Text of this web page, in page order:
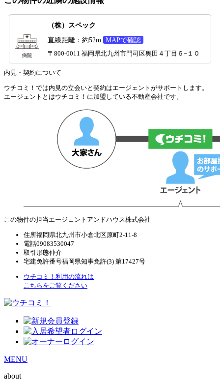
病院
（株）スペック
直線距離：約52m MAPで確認
〒800-0011 福岡県北九州市門司区奥田４丁目６−１０
内見・契約について
ウチコミ！では内見の立会いと契約はエージェントがサポートします。
エージェントとはウチコミ！に加盟している不動産会社です。
この物件の担当エージェント アンドハウス株式会社
住所福岡県北九州市小倉北区原町2-11-8
電話09083530047
取引形態仲介
宅建免許番号福岡県知事免許(3) 第17427号
ウチコミ！利用の流れは
こちらをご覧ください
MENU
about